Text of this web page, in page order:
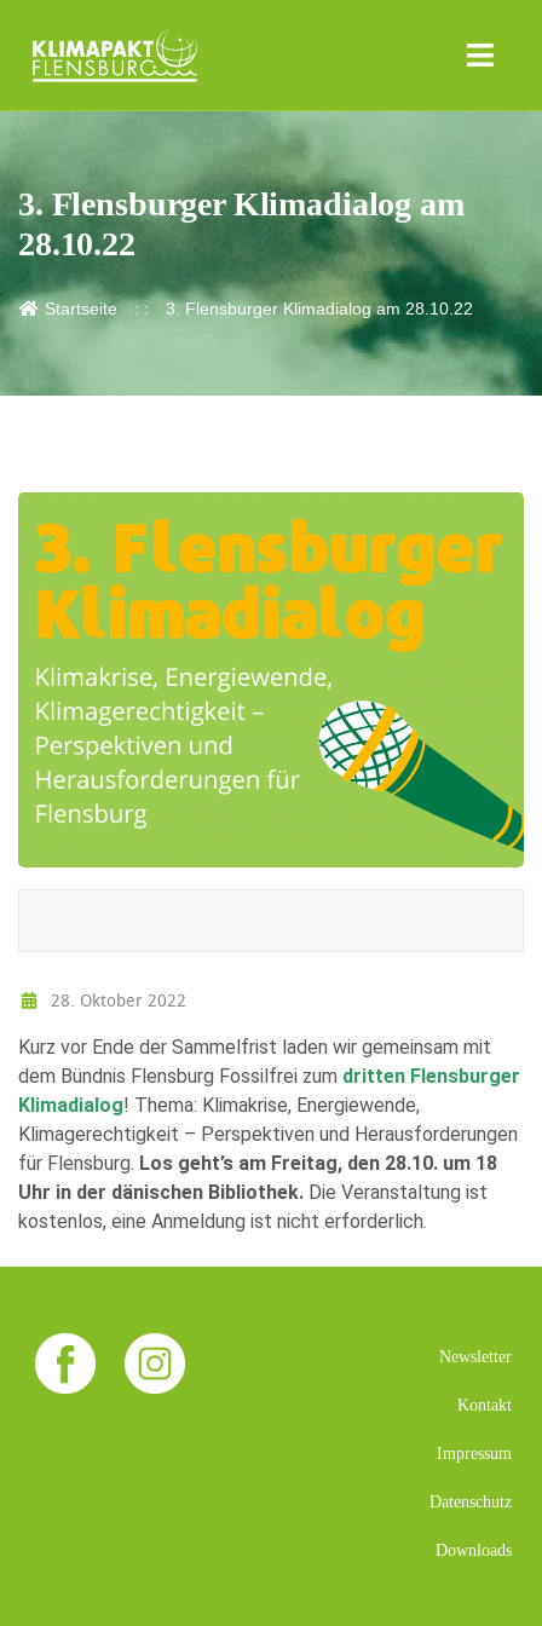
3. Flensburger Klimadialog am
28.10.22
Startseite 3. Flensburger Klimadialog am 28.10.22
28. Oktober 2022
Kurz vor Ende der Sammelfrist laden wir gemeinsam mit
dem Bündnis Flensburg Fossilfrei zum dritten Flensburger
Klimadialog! Thema: Klimakrise, Energiewende,
Klimagerechtigkeit – Perspektiven und Herausforderungen
für Flensburg. Los geht’s am Freitag, den 28.10. um 18
Uhr in der dänischen Bibliothek. Die Veranstaltung ist
kostenlos, eine Anmeldung ist nicht erforderlich.
Newsletter
Kontakt
Impressum
Datenschutz
Downloads